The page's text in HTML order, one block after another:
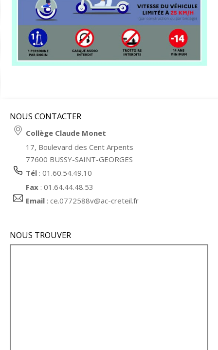
NOUS CONTACTER
Collège Claude Monet
17, Boulevard des Cent Arpents
77600 BUSSY-SAINT-GEORGES
Tél : 01.60.54.49.10
Fax : 01.64.44.48.53
Email :ce.0772588v@ac-creteil.fr
NOUS TROUVER